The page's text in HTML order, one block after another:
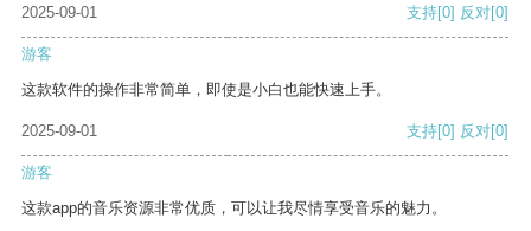
2025-09-01
支持[0] 反对[0]
游客
这款软件的操作非常简单，即使是小白也能快速上手。
2025-09-01 支持[0] 反对[0]
游客
这款app的音乐资源非常优质，可以让我尽情享受音乐的魅力。